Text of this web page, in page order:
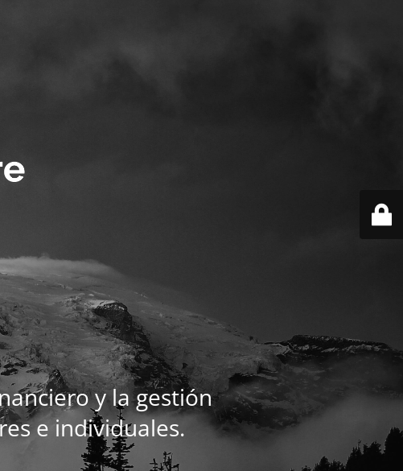
y la gestión
e individuales.